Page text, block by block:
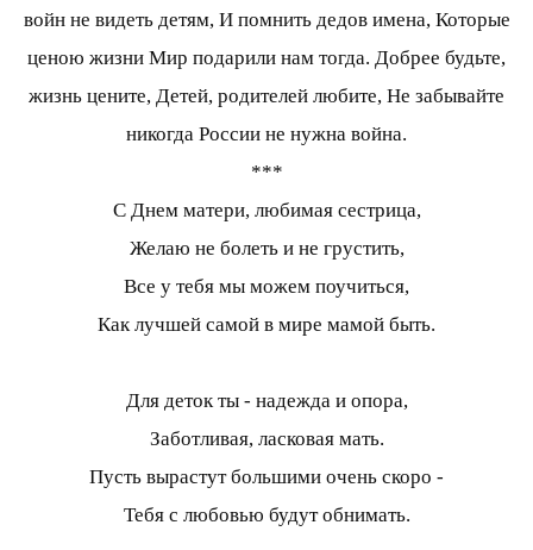
войн не видеть детям, И помнить дедов имена, Которые
ценою жизни Мир подарили нам тогда. Добрее будьте,
жизнь цените, Детей, родителей любите, Не забывайте
никогда России не нужна война.
***
С Днем матери, любимая сестрица,
Желаю не болеть и не грустить,
Все у тебя мы можем поучиться,
Как лучшей самой в мире мамой быть.
Для деток ты - надежда и опора,
Заботливая, ласковая мать.
Пусть вырастут большими очень скоро -
Тебя с любовью будут обнимать.